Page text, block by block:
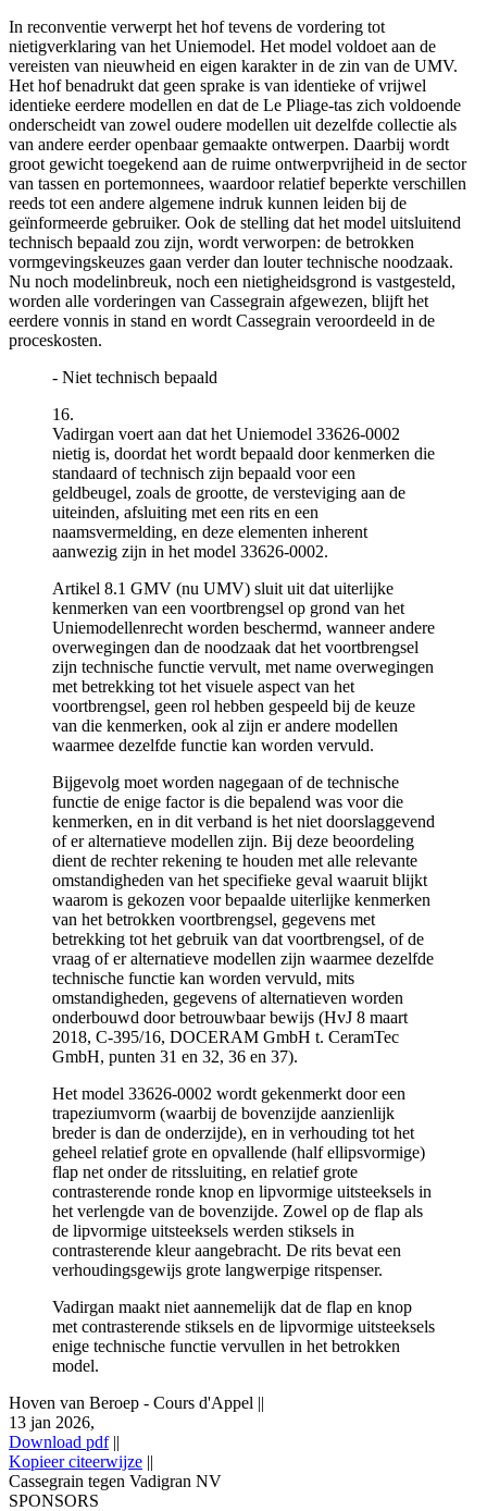
In reconventie verwerpt het hof tevens de vordering tot
nietigverklaring van het Uniemodel. Het model voldoet aan de
vereisten van nieuwheid en eigen karakter in de zin van de UMV.
Het hof benadrukt dat geen sprake is van identieke of vrijwel
identieke eerdere modellen en dat de Le Pliage-tas zich voldoende
onderscheidt van zowel oudere modellen uit dezelfde collectie als
van andere eerder openbaar gemaakte ontwerpen. Daarbij wordt
groot gewicht toegekend aan de ruime ontwerpvrijheid in de sector
van tassen en portemonnees, waardoor relatief beperkte verschillen
reeds tot een andere algemene indruk kunnen leiden bij de
geïnformeerde gebruiker. Ook de stelling dat het model uitsluitend
technisch bepaald zou zijn, wordt verworpen: de betrokken
vormgevingskeuzes gaan verder dan louter technische noodzaak.
Nu noch modelinbreuk, noch een nietigheidsgrond is vastgesteld,
worden alle vorderingen van Cassegrain afgewezen, blijft het
eerdere vonnis in stand en wordt Cassegrain veroordeeld in de
proceskosten.
- Niet technisch bepaald
16.
Vadirgan voert aan dat het Uniemodel 33626-0002
nietig is, doordat het wordt bepaald door kenmerken die
standaard of technisch zijn bepaald voor een
geldbeugel, zoals de grootte, de versteviging aan de
uiteinden, afsluiting met een rits en een
naamsvermelding, en deze elementen inherent
aanwezig zijn in het model 33626-0002.
Artikel 8.1 GMV (nu UMV) sluit uit dat uiterlijke
kenmerken van een voortbrengsel op grond van het
Uniemodellenrecht worden beschermd, wanneer andere
overwegingen dan de noodzaak dat het voortbrengsel
zijn technische functie vervult, met name overwegingen
met betrekking tot het visuele aspect van het
voortbrengsel, geen rol hebben gespeeld bij de keuze
van die kenmerken, ook al zijn er andere modellen
waarmee dezelfde functie kan worden vervuld.
Bijgevolg moet worden nagegaan of de technische
functie de enige factor is die bepalend was voor die
kenmerken, en in dit verband is het niet doorslaggevend
of er alternatieve modellen zijn. Bij deze beoordeling
dient de rechter rekening te houden met alle relevante
omstandigheden van het specifieke geval waaruit blijkt
waarom is gekozen voor bepaalde uiterlijke kenmerken
van het betrokken voortbrengsel, gegevens met
betrekking tot het gebruik van dat voortbrengsel, of de
vraag of er alternatieve modellen zijn waarmee dezelfde
technische functie kan worden vervuld, mits
omstandigheden, gegevens of alternatieven worden
onderbouwd door betrouwbaar bewijs (HvJ 8 maart
2018, C-395/16, DOCERAM GmbH t. CeramTec
GmbH, punten 31 en 32, 36 en 37).
Het model 33626-0002 wordt gekenmerkt door een
trapeziumvorm (waarbij de bovenzijde aanzienlijk
breder is dan de onderzijde), en in verhouding tot het
geheel relatief grote en opvallende (half ellipsvormige)
flap net onder de ritssluiting, en relatief grote
contrasterende ronde knop en lipvormige uitsteeksels in
het verlengde van de bovenzijde. Zowel op de flap als
de lipvormige uitsteeksels werden stiksels in
contrasterende kleur aangebracht. De rits bevat een
verhoudingsgewijs grote langwerpige ritspenser.
Vadirgan maakt niet aannemelijk dat de flap en knop
met contrasterende stiksels en de lipvormige uitsteeksels
enige technische functie vervullen in het betrokken
model.
Hoven van Beroep - Cours d'Appel ||
13 jan 2026,
Download pdf||
Kopieer citeerwijze ||
Cassegrain tegen Vadigran NV
SPONSORS